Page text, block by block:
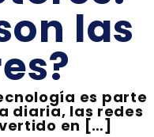
las
es parte
diaria, las redes
en […]